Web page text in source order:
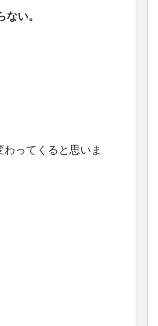
い。
ってくると思いま